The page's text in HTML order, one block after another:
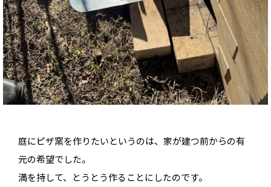
庭にピザ窯を作りたいというのは、家が建つ前からの有
元の希望でした。
満を持して、とうとう作ることにしたのです。